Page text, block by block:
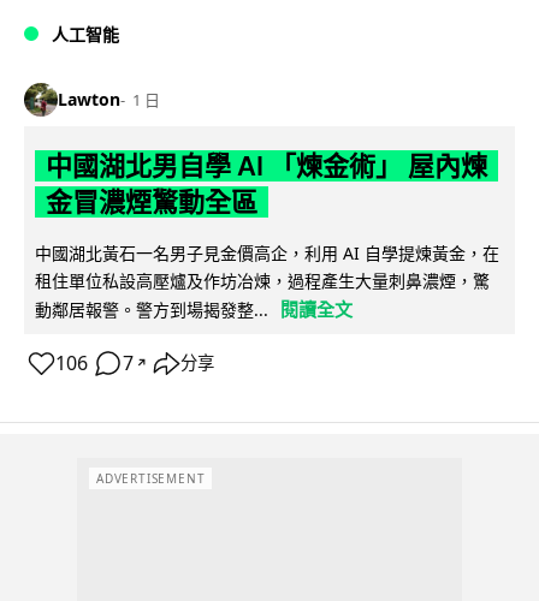
人工智能
Lawton 1 日
中國湖北男自學 AI 「煉金術」 屋內煉
金冒濃煙驚動全區
中國湖北黃石一名男子見金價高企，利用 AI 自學提煉黃金，在
租住單位私設高壓爐及作坊冶煉，過程產生大量刺鼻濃煙，驚
動鄰居報警。警方到場揭發整...
閱讀全文
106 7 ↗ 分享
ADVERTISEMENT